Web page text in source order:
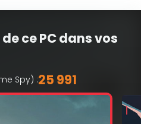
ce PC dans vos
Spy) :25 991